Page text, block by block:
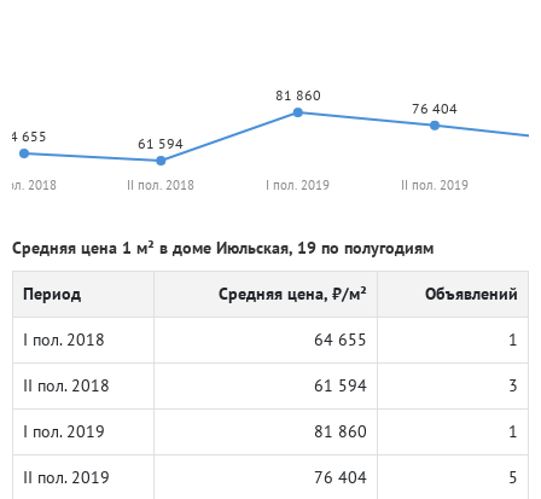
64 655 61 594
81 860
76 404
2018 II пол. 2018 I пол. 2019 II пол. 2019
Средняя цена 1 м² в доме Июльская, 19 по полугодиям
Период Средняя цена, ₽/м² Объявлений
I пол. 2018 64 655 1
II пол. 2018 61 594 3
I пол. 2019 81 860 1
II пол. 2019 76 404 5